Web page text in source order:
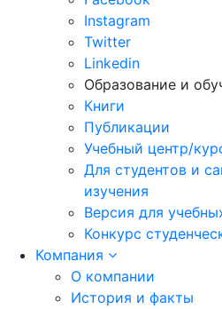
Instagram
Twitter
Linkedin
Образование и
Книги
Публикации
Учебный центр/
Для студентов и
изучения
Версия для
Конкурс
Компания
О компании
История и факты